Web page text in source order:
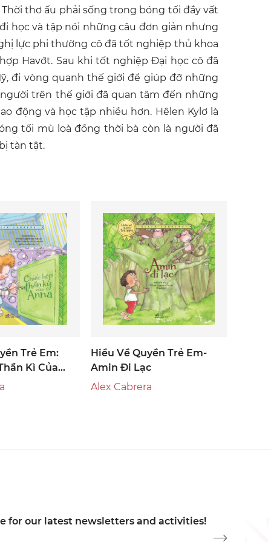
thơ ấu phải sống trong bóng tối đầy vất
học và tập nói những câu đơn giản nhưng
lực phi thường cô đã tốt nghiệp thủ khoa
Havớt. Sau khi tốt nghiệp Đại học cô đã
đi vòng quanh thế giới để giúp đỡ những
trên thế giới đã quan tâm đến những
động và học tập nhiều hơn. Hêlen Kylơ là
tối mù loà đồng thời bà còn là người đã
tàn tật.
Trẻ Em:
Kì Của
Hiểu Về Quyền Trẻ Em-
Amin Đi Lạc
Alex Cabrera
for our latest newsletters and activities!